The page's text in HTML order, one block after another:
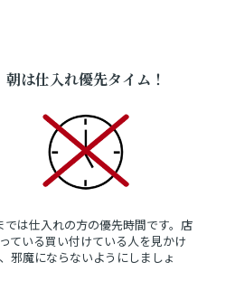
朝は仕入れ優先タイム！
では仕入れの方の優先時間です。店
ている買い付けている人を見かけ
邪魔にならないようにしましょ